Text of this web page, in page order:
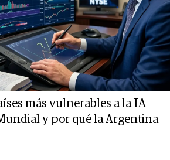
más vulnerables a la IA
y por qué la Argentina